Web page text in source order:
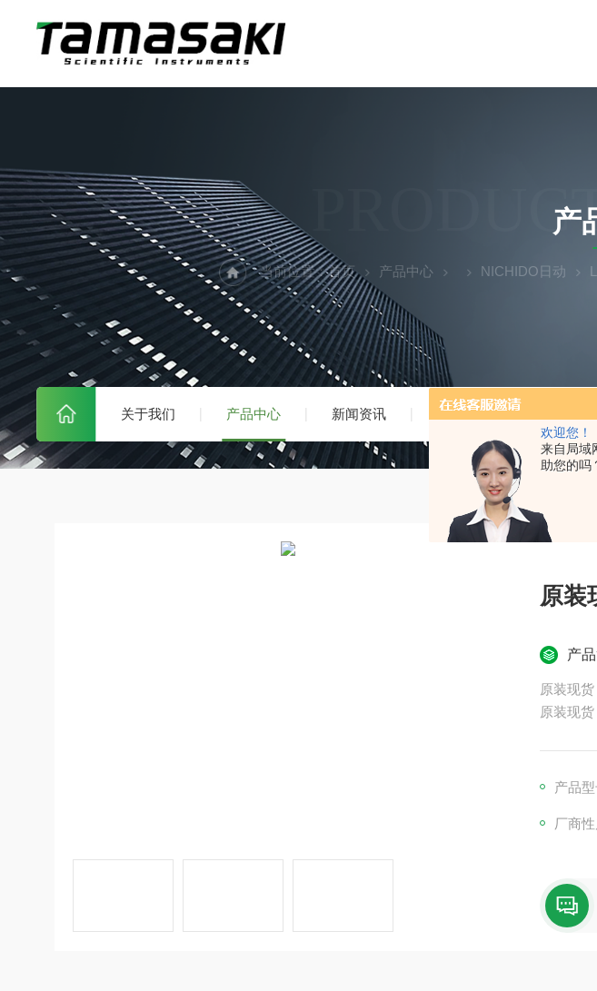
欢迎您！
来自局域
助您的吗
关于我们 产品中心 新闻资讯 技术文章
产
当前位置：首页 产品中心 NICHIDO日动
原装
产
原装现
原装现
模块分
电线长度
产品
厂商